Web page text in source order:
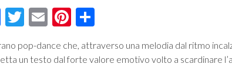
Facebook
Twitter
EmailPinterest
pop-dance che, attraverso una melodia dal ritmo
un testo dal forte valore emotivo volto a scardinare